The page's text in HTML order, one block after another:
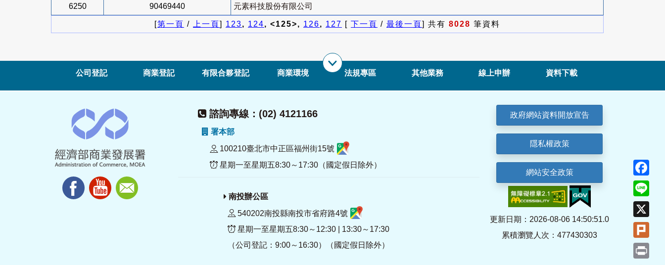
6250 90469440 元素科技股份有限公司
[第一頁 / 上一頁] 123, 124, <125>, 126, 127 [ 下一頁 / 最後一頁] 共有 8028 筆資料
公司登記 商業登記 有限合夥登記 商業環境 法規專區 其他業務 線上申辦 資料下載
諮詢專線：(02) 4121166
署本部
100210臺北市中正區福州街15號
星期一至星期五8:30～17:30（國定假日除外）
南投辦公區
540202南投縣南投市省府路4號
星期一至星期五8:30～12:30 | 13:30～17:30
（公司登記：9:00～16:30）（國定假日除外）
政府網站資料開放宣告
隱私權政策
網站安全政策
更新日期：2026-08-06 14:50:51.0
累積瀏覽人次：477430303